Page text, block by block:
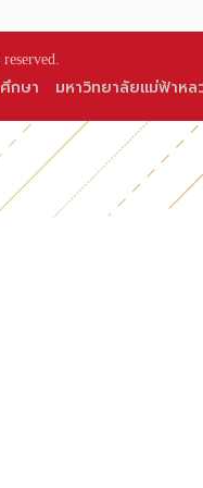
กษา มหาวิทยาลัยแม่ฟ้าหล